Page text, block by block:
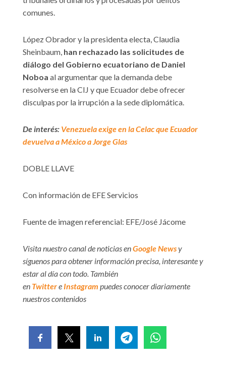
comunes.
López Obrador y la presidenta electa, Claudia
Sheinbaum, han rechazado las solicitudes de
diálogo del Gobierno ecuatoriano de Daniel
Noboa al argumentar que la demanda debe
resolverse en la CIJ y que Ecuador debe ofrecer
disculpas por la irrupción a la sede diplomática.
De interés: Venezuela exige en la Celac que Ecuador
devuelva a México a Jorge Glas
DOBLE LLAVE
Con información de EFE Servicios
Fuente de imagen referencial: EFE/José Jácome
Visita nuestro canal de noticias enGoogle Newsy
síguenos para obtener información precisa, interesante y
estar al día con todo. También
en Twittere Instagram puedes conocer diariamente
nuestros contenidos